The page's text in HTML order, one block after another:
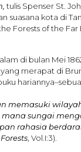
tulis Spenser St.
suasana kota di
Forests of the Far
di bulan Mei
merapat di
memasuki
sungai
rahasia
, Vol.I:3).